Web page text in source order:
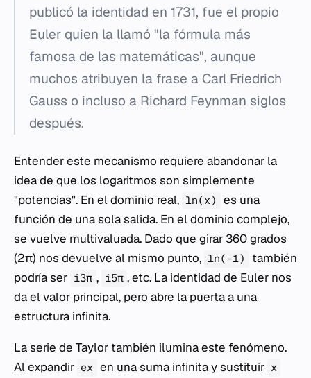
publicó la identidad en 1731, fue el propio
Euler quien la llamó "la fórmula más
famosa de las matemáticas", aunque
muchos atribuyen la frase a Carl Friedrich
Gauss o incluso a Richard Feynman siglos
después.
Entender este mecanismo requiere abandonar la
idea de que los logaritmos son simplemente
"potencias". En el dominio real, ln(x) es una
función de una sola salida. En el dominio complejo,
se vuelve multivaluada. Dado que girar 360 grados
(2π) nos devuelve al mismo punto, ln(-1)
también
podría ser i3π , i5π , etc. La identidad de Euler nos
da el valor principal, pero abre la puerta a una
estructura infinita.
La serie de Taylor también ilumina este fenómeno.
Al expandir ex en una suma infinita y sustituir x